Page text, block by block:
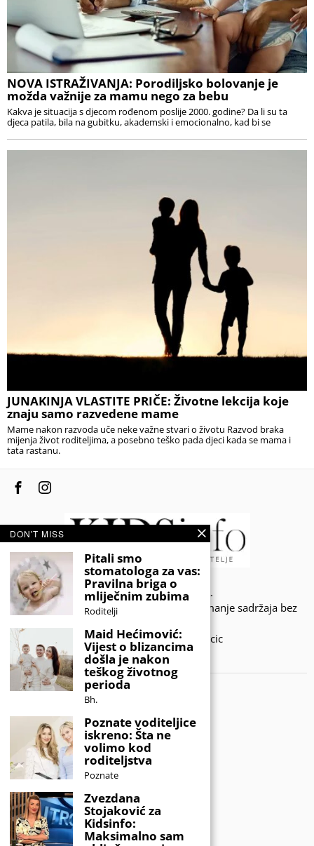
NOVA ISTRAŽIVANJA: Porodiljsko bolovanje je
možda važnije za mamu nego za bebu
Kakva je situacija s djecom rođenom poslije 2000. godine? Da li su ta
djeca patila, bila na gubitku, akademski i emocionalno, kad bi se
JUNAKINJA VLASTITE PRIČE: Životne lekcija koje
znaju samo razvedene mame
Mame nakon razvoda uče neke važne stvari o životu Razvod braka
mijenja život roditeljima, a posebno teško pada djeci kada se mama i
tata rastanu.
© 2020 - KIDSINFO.BA.
Sva prava zadržana. Zabranjeno preuzimanje sadržaja bez
Developed by Amar SIjercic
IZAŠAO JE NOVI MAGAZIN!
DON'T MISS
Pitali smo
stomatologa za vas:
Pravilna briga o
mliječnim zubima
Roditelji
Maid Hećimović:
Vijest o blizancima
došla je nakon
teškog životnog
perioda
Bh.
Poznate voditeljice
iskreno: Šta ne
volimo kod
roditeljstva
Poznate
Zvezdana
Stojaković za
Kidsinfo:
Maksimalno sam